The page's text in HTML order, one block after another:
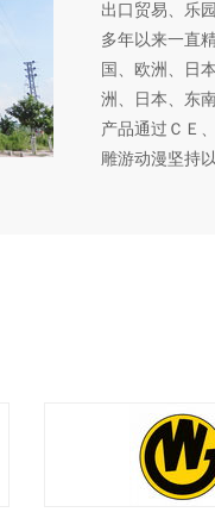
出口贸易、乐
多年以来一直
国、欧洲、日
洲、日本、东
产品通过ＣＥ
雕游动漫坚持